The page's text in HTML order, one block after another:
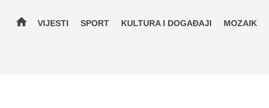
home VIJESTI SPORT KULTURA I DOGAĐAJI MOZAIK